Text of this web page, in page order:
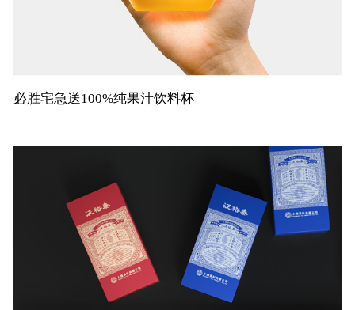
必胜宅急送100%纯果汁饮料杯